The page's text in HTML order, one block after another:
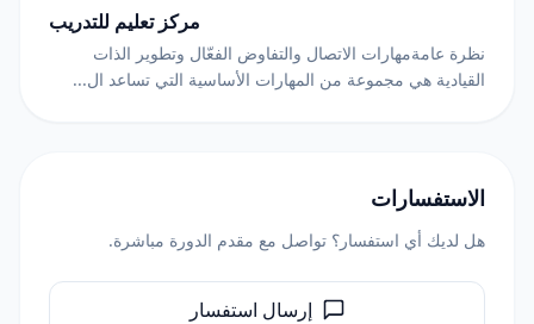
مركز تعليم للتدريب
نظرة عامةمهارات الاتصال والتفاوض الفعّال وتطوير الذات
القيادية هي مجموعة من المهارات الأساسية التي تساعد ال...
الاستفسارات
هل لديك أي استفسار؟ تواصل مع مقدم الدورة مباشرة.
إرسال استفسار